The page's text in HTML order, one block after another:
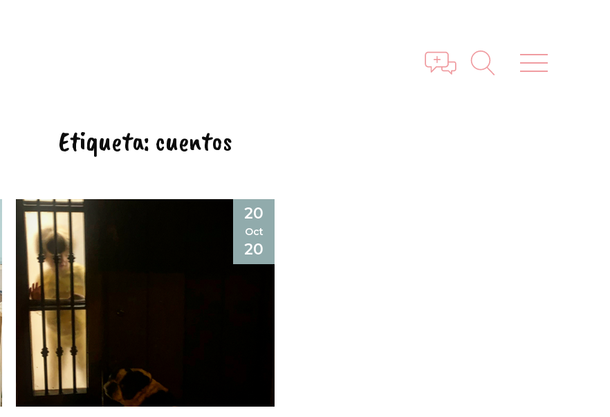
Etiqueta: cuentos
20
Oct
20